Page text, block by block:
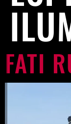
FATI